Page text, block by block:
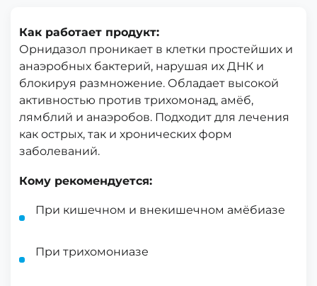
Как работает продукт:
Орнидазол проникает в клетки простейших и
анаэробных бактерий, нарушая их ДНК и
блокируя размножение. Обладает высокой
активностью против трихомонад, амёб,
лямблий и анаэробов. Подходит для лечения
как острых, так и хронических форм
заболеваний.
Кому рекомендуется:
При кишечном и внекишечном амёбиазе
При трихомониазе